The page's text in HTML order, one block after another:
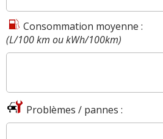
Consommation moyenne :
(L/100 km ou kWh/100km)
Problèmes / pannes :